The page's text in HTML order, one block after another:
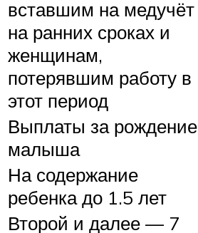
вставшим на медучёт
на ранних сроках и
женщинам,
потерявшим работу в
этот период
Выплаты за рождение
малыша
На содержание
ребенка до 1.5 лет
Второй и далее — 7